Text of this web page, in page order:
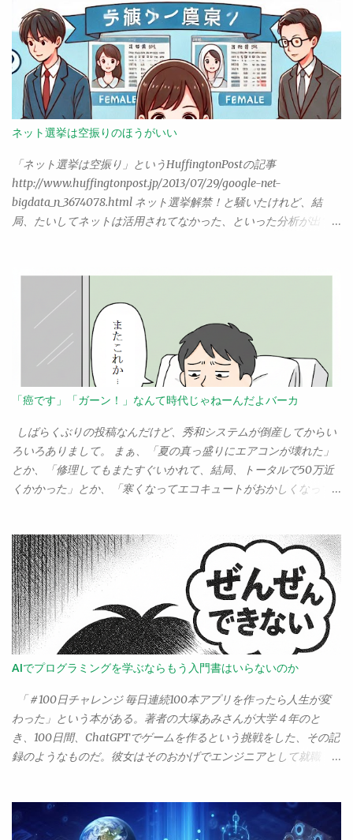
からなんとなく不思議に思っていたのだけど、今朝、とあるブロ
グを眺めているうちに、気がついた。主婦のブログは、基本的に
「共感」を目的とするものなのだ。こんなことがあった、あんな
ことがあった、こう感じる、ねえそうでしょ？ みんなそうじゃ
ない？ そういうものなのだ。そして、同じように共感する主婦
たちが、そうそうそうなの、よくぞいってくれました……と集まっ
てくる。お互いに、同じ主婦という立場での思いをやり取りし合
い、共感しあう。 だから。つまらない。 こうしたブログを読むた
びに、（それがどんなに面白くとも）読後、僕は常に胸の中でこ
う叫ぶのだった。 はははは、いやー面白かった。ところで。 この
記事の主張は何なんだ？ ……そう。僕は、どのような記事であれ、
そこにある「主義主張」を読み取って、はじめて「面白い」と感
だが、...
の専用サービスを開設。（現時点ではまだ招待制が続いてる？み
たいだけど、ほぼ申請すれば普通に許可されるはず） OpenAIは、
現在、もっとも注目されている生成AIの開発元で、これをすぐさ
まAzureに取り入れたMicrosoftは、現時点で他よりかなり先を行
ってる感がある。 Google Vertex AI Googleのクラウド環境
「Google Cloud」には、以前からVertex AIというAIサービスがあ
ったのだけど、これが生成AIにも対応し、大幅に機能拡張されて
いる。注目すべきは、Googleが開発する大規模言語モデル「PaLM
2」が標準なのはもちろんだが、それ以外にもMetaのLlama 2や
Stable Diffusion XLなどのオープンソース系の生成AIモデルも対応
している点。また、それ以前からAIを手掛けていたGoogleらし
く、生成AI以外の機械学習モデルも多数揃えている。 Amazon
は使えない。ただし、ClaudeやJurassicといった生成AIモデルをサ
ポートしていてすぐに使えるようになってる。それとAPI関係も、
独自のライブラリでいくだけでなく、LangChainへの対応を最初
から考えているところも注目。 この３つが、当面は生成AIを利用
した開発を考える人にとってのもっとも大きな選択肢となると思
う。 では、どれを選ぶべきか？ 個人的に、今月マイナビから
Azure OpenAIの入門書を出したので、これを激推ししたいところ
なんだけど……。現時点では、OpenAIを擁するAzureが一歩も二歩
も先を行っているのは間違いない。だから、「とりあえずOpenAI
を使いたいならAzureで...
ネット選挙は空振りのほうがいい
「ネット選挙は空振り」というHuffingtonPostの記事
http://www.huffingtonpost.jp/2013/07/29/google-net-
bigdata_n_3674078.html ネット選挙解禁！と騒いたけれど、結
局、たいしてネットは活用されてなかった、といった分析が出て
れど、これ、果たしてどのぐらいの影響力があれば「空振りじゃ
なかった」といえるのだろう。ネット選挙解禁となったとき、ま
さか「誰もがネットにかじりついて候補者の情報を調べ、それを
鵜呑みにして投票する」ような事態になると？ そう思ってたん
でしょうかね。まさかね。 では、ネット以外のものはどの程度
「空振り」でなかったのか。例えば、ポスティング。ポストに入
ってくる候補者のチラシ、ありますねぇ。あれを見て「よし、こ
の人に投票するぞ！」と思った人、どのぐらいいると思う？
１％も果たしているんだろうか。あるいは電話攻勢というやつ。
「○○をお願いします！」と電話をもらって、それで決めた！って
人、いるんですかい？ 私なんぞは、逆に「お前にだけは絶対投
票しないぞ」と思ったりするけどな。
「癌です」「ガーン！」なんて時代じゃねーんだよバーカ
しばらくぶりの投稿なんだけど、秀和システムが倒産してからい
ろいろありまして。 まぁ、「夏の真っ盛りにエアコンが壊れた」
とか、「修理してもまたすぐいかれて、結局、トータルで50万近
くかかった」とか、「寒くなってエコキュートがおかしくなって
まぁ順位付けでは5番目ぐらいの出来事が「大腸がんになって手術
したこと」だろう。 秀和が倒産した直後、血便が出て大腸にポリ
ープができてるのがわかって、それを生検したら癌になってるこ
とがわかって、2週間入院して大腸を15センチぐらい切って、現
在、抗がん剤治療中です――なんてことを書くと、あちこちから
「大丈夫ですか？ 大変なことになりましたね」的な対応をされ
てしまって困る。 いや、別にそんな大変なことでもないから。 大
腸がんはステージIIIaで、まぁ削除したリンパに転移した細胞が1
個見つかったけど、それぐらいなんでもう全部取ったから大丈夫
でしょう。でもま、万が一どっかに残ってるといけないから、1番
よわ～い抗がん剤でしらばく様子見てみましょっか。...というの
が、担当医の説明。ま、そういうことならしばらくやりましょ
ならまだしも、それ以前で転移が特に見られないなら普通に治療
して寛解できる。むしろ、以前からかかってる喘息の方が、治療
AIでプログラミングを学ぶならもう入門書はいらないのか
「＃100日チャレンジ 毎日連続100本アプリを作ったら人生が変
わった」という本がある。著者の大塚あみさんが大学４年のと
き、100日間、ChatGPTでゲームを作るという挑戦をした、その記
録のようなものだ。彼女はそのおかげでエンジニアとして就職
にならないのか」ということを書いていた。正直、「ぎくっ」と
したね。読んで、非常に考えるものがあったのでポイントだけコ